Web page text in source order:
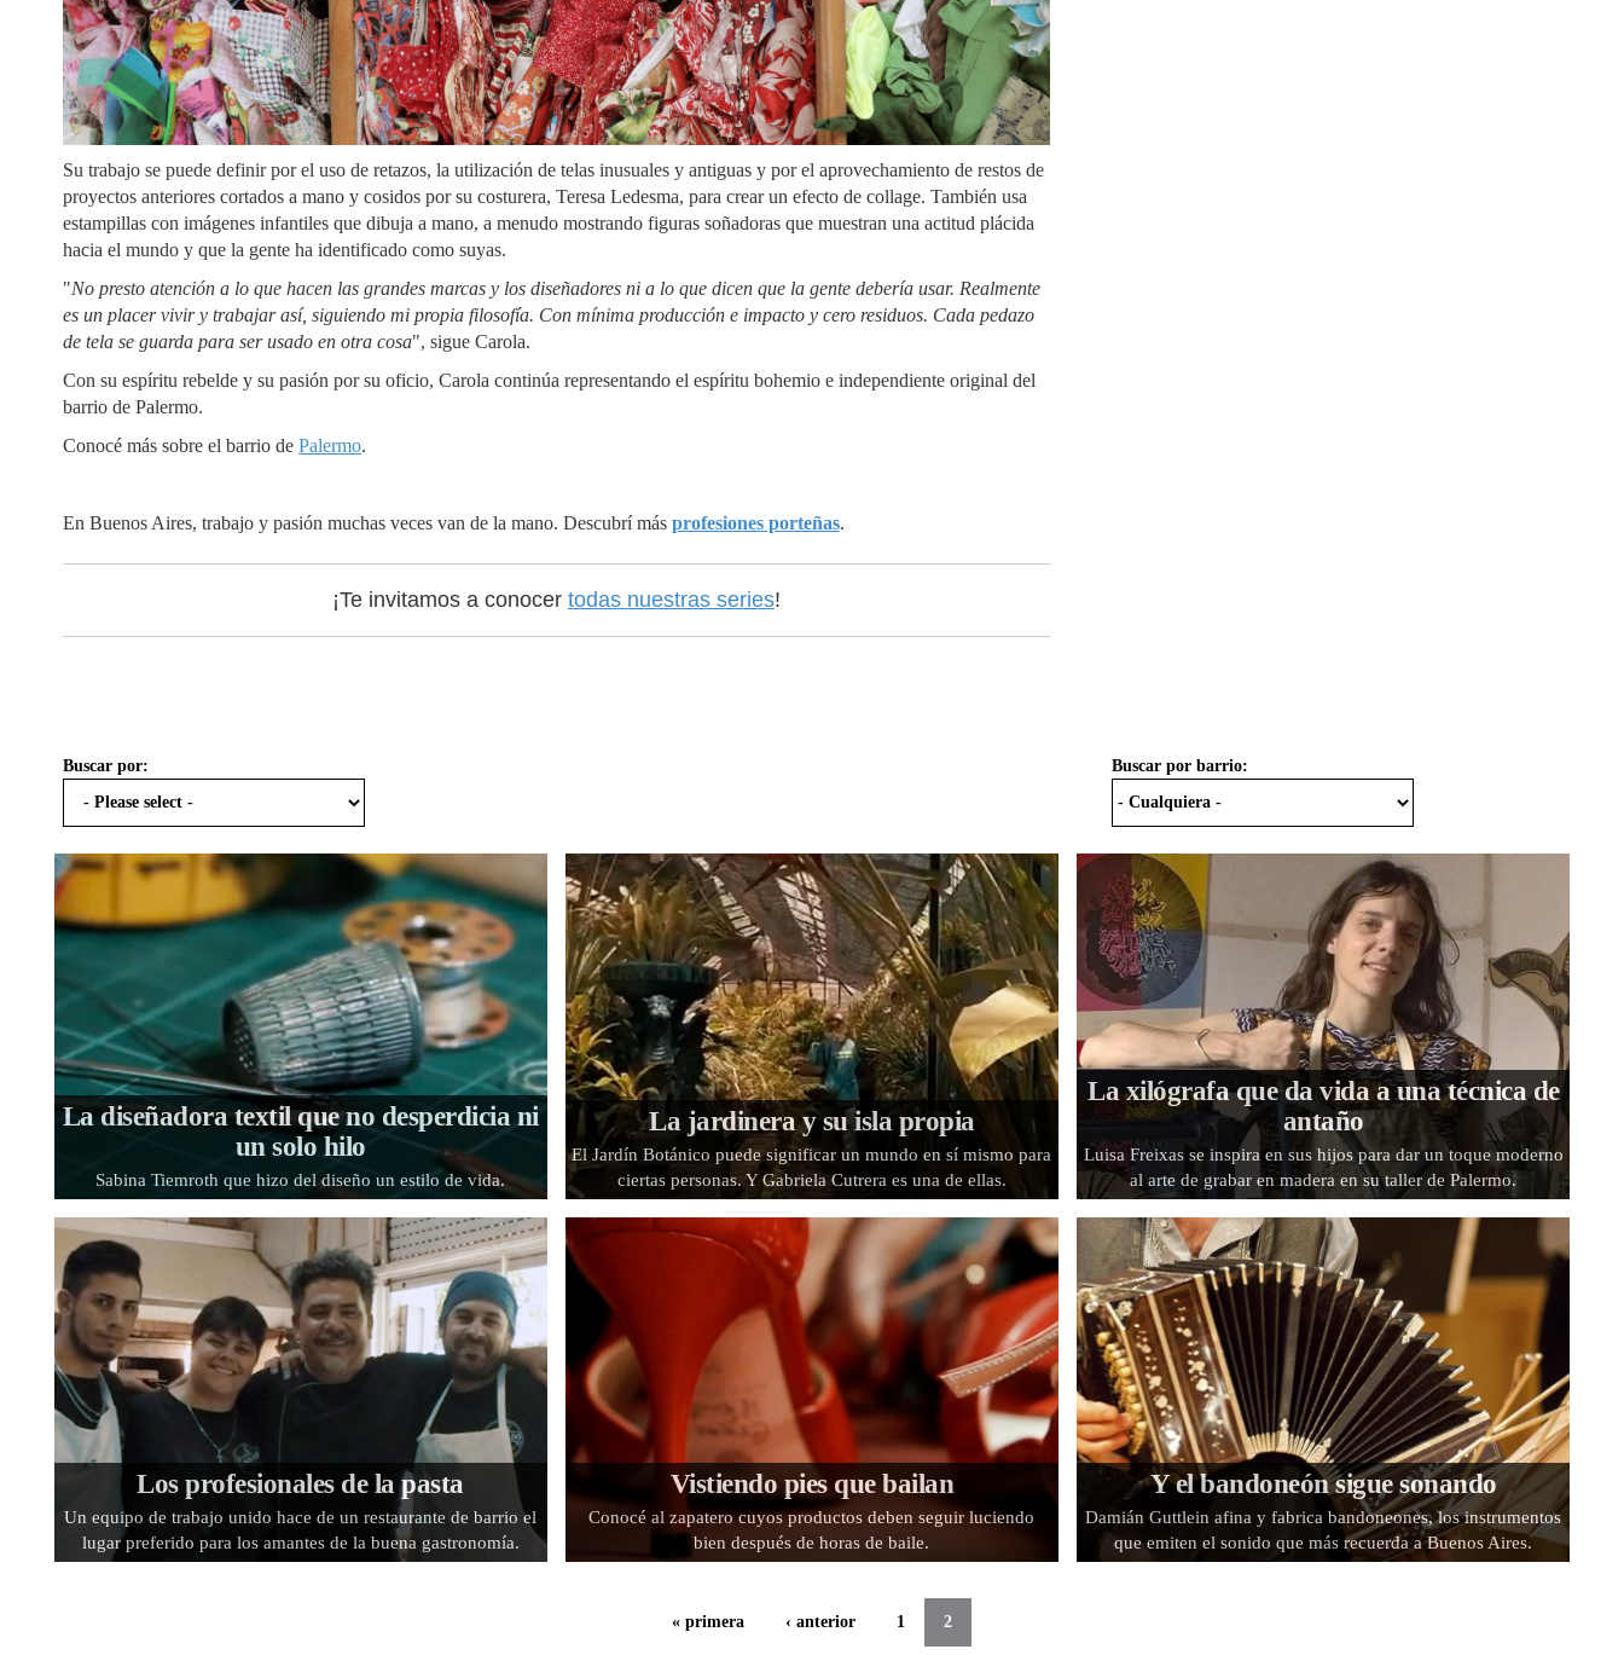
Su trabajo se puede definir por el uso de retazos, la utilización de telas inusuales y antiguas y por el aprovechamiento de restos de
proyectos anteriores cortados a mano y cosidos por su costurera, Teresa Ledesma, para crear un efecto de collage. También usa
estampillas con imágenes infantiles que dibuja a mano, a menudo mostrando figuras soñadoras que muestran una actitud plácida
hacia el mundo y que la gente ha identificado como suyas.
"No presto atención a lo que hacen las grandes marcas y los diseñadores ni a lo que dicen que la gente debería usar. Realmente
es un placer vivir y trabajar así, siguiendo mi propia filosofía. Con mínima producción e impacto y cero residuos. Cada pedazo
de tela se guarda para ser usado en otra cosa", sigue Carola.
Con su espíritu rebelde y su pasión por su oficio, Carola continúa representando el espíritu bohemio e independiente original del
barrio de Palermo.
Conocé más sobre el barrio de Palermo.
En Buenos Aires, trabajo y pasión muchas veces van de la mano. Descubrí más profesiones porteñas.
¡Te invitamos a conocer todas nuestras series!
Buscar por barrio:
Buscar por:
La diseñadora textil que no desperdicia ni
un solo hilo
Sabina Tiemroth que hizo del diseño un estilo de vida.
La jardinera y su isla propia
El Jardín Botánico puede significar un mundo en sí mismo para
ciertas personas. Y Gabriela Cutrera es una de ellas.
La xilógrafa que da vida a una técnica de
antaño
Luisa Freixas se inspira en sus hijos para dar un toque moderno
al arte de grabar en madera en su taller de Palermo.
Los profesionales de la pasta
Un equipo de trabajo unido hace de un restaurante de barrio el
lugar preferido para los amantes de la buena gastronomía.
Vistiendo pies que bailan
Conocé al zapatero cuyos productos deben seguir luciendo
bien después de horas de baile.
Y el bandoneón sigue sonando
Damián Guttlein afina y fabrica bandoneones, los instrumentos
que emiten el sonido que más recuerda a Buenos Aires.
« primera ‹ anterior 1 2